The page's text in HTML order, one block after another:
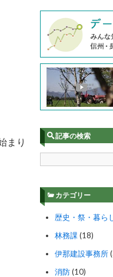
まり
記事の検索
カテゴリー
歴史・祭・暮ら
林務課 (18)
伊那建設事務所
消防(10)